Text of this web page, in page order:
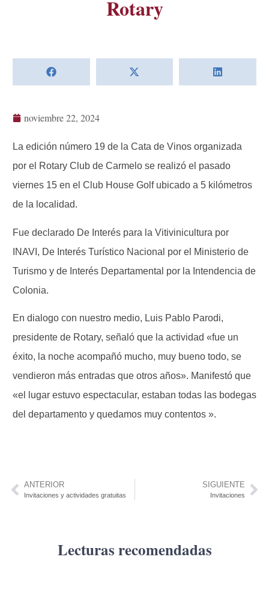
Rotary
noviembre 22, 2024
La edición número 19 de la Cata de Vinos organizada
por el Rotary Club de Carmelo se realizó el pasado
viernes 15 en el Club House Golf ubicado a 5 kilómetros
de la localidad.
Fue declarado De Interés para la Vitivinicultura por
INAVI, De Interés Turístico Nacional por el Ministerio de
Turismo y de Interés Departamental por la Intendencia de
Colonia.
En dialogo con nuestro medio, Luis Pablo Parodi,
presidente de Rotary, señaló que la actividad «fue un
éxito, la noche acompañó mucho, muy bueno todo, se
vendieron más entradas que otros años». Manifestó que
«el lugar estuvo espectacular, estaban todas las bodegas
del departamento y quedamos muy contentos ».
ANTERIOR
Invitaciones y actividades gratuitas
SIGUIENTE
Invitaciones
Lecturas recomendadas